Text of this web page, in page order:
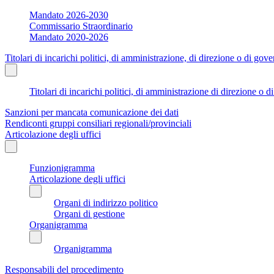
Mandato 2026-2030
Commissario Straordinario
Mandato 2020-2026
Titolari di incarichi politici, di amministrazione, di direzione o di
Titolari di incarichi politici, di amministrazione di direzione o
Sanzioni per mancata comunicazione dei dati
Rendiconti gruppi consiliari regionali/provinciali
Articolazione degli uffici
Funzionigramma
Articolazione degli uffici
Organi di indirizzo politico
Organi di gestione
Organigramma
Organigramma
Responsabili del procedimento